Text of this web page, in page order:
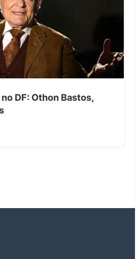
DF: Othon Bastos,